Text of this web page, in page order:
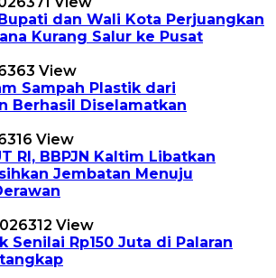
dan Wali Kota Perjuangkan
Kurang Salur ke Pusat
363 View
Sampah Plastik dari
Berhasil Diselamatkan
316 View
RI, BBPJN Kaltim Libatkan
Jembatan Menuju
312 View
Senilai Rp150 Juta di Palaran